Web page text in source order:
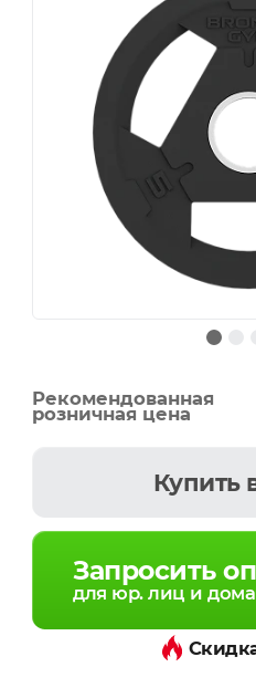
Рекомендованная
розничная цена
Запросить
для юр. лиц и
Купить